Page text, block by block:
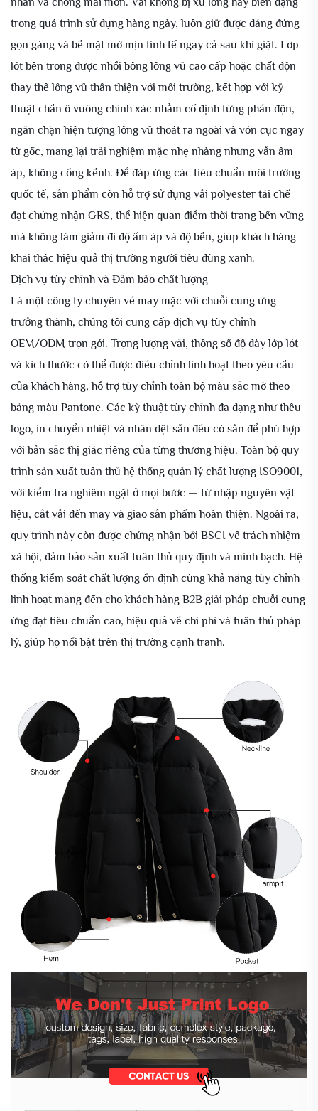
trong quá trình sử dụng hàng ngày, luôn giữ được dáng đứng
gọn gàng và bề mặt mờ mịn tinh tế ngay cả sau khi giặt. Lớp
lót bên trong được nhồi bông lông vũ cao cấp hoặc chất độn
thay thế lông vũ thân thiện với môi trường, kết hợp với kỹ
thuật chần ô vuông chính xác nhằm cố định từng phần độn,
ngăn chặn hiện tượng lông vũ thoát ra ngoài và vón cục ngay
từ gốc, mang lại trải nghiệm mặc nhẹ nhàng nhưng vẫn ấm
áp, không cồng kềnh. Để đáp ứng các tiêu chuẩn môi trường
quốc tế, sản phẩm còn hỗ trợ sử dụng vải polyester tái chế
đạt chứng nhận GRS, thể hiện quan điểm thời trang bền vững
mà không làm giảm đi độ ấm áp và độ bền, giúp khách hàng
khai thác hiệu quả thị trường người tiêu dùng xanh.
Dịch vụ tùy chỉnh và Đảm bảo chất lượng
Là một công ty chuyên về may mặc với chuỗi cung ứng
trưởng thành, chúng tôi cung cấp dịch vụ tùy chỉnh
OEM/ODM trọn gói. Trọng lượng vải, thông số độ dày lớp lót
và kích thước có thể được điều chỉnh linh hoạt theo yêu cầu
của khách hàng, hỗ trợ tùy chỉnh toàn bộ màu sắc mờ theo
bảng màu Pantone. Các kỹ thuật tùy chỉnh đa dạng như thêu
logo, in chuyển nhiệt và nhãn dệt sẵn đều có sẵn để phù hợp
với bản sắc thị giác riêng của từng thương hiệu. Toàn bộ quy
trình sản xuất tuân thủ hệ thống quản lý chất lượng ISO9001,
với kiểm tra nghiêm ngặt ở mọi bước — từ nhập nguyên vật
liệu, cắt vải đến may và giao sản phẩm hoàn thiện. Ngoài ra,
quy trình này còn được chứng nhận bởi BSCI về trách nhiệm
xã hội, đảm bảo sản xuất tuân thủ quy định và minh bạch. Hệ
thống kiểm soát chất lượng ổn định cùng khả năng tùy chỉnh
linh hoạt mang đến cho khách hàng B2B giải pháp chuỗi cung
ứng đạt tiêu chuẩn cao, hiệu quả về chi phí và tuân thủ pháp
lý, giúp họ nổi bật trên thị trường cạnh tranh.